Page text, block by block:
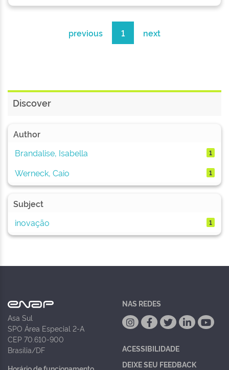
previous 1 next
Discover
Author
Brandalise, Isabella
1
Werneck, Caio 1
Subject
inovação
1
Asa Sul
SPO Área Especial 2-A
CEP 70.610-900
Brasília/DF
NAS REDES
ACESSIBILIDADE
DEIXE SEU FEEDBACK